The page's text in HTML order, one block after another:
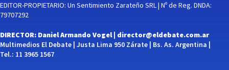
EDITOR-PROPIETARIO: Un Sentimiento Zarateño SRL | Nº de Reg. DNDA:
79707292
DIRECTOR: Daniel Armando Vogel | director@eldebate.com.ar
Multimedios El Debate | Justa Lima 950 Zárate | Bs. As. Argentina |
Tel.: 11 3965 1567